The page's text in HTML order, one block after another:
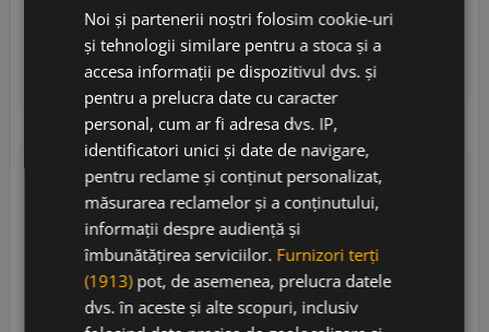
230,00lei
Adaugă în coș
92
Noi și partenerii noștri folosim cookie-uri
și tehnologii similare pentru a stoca și a
accesa informații pe dispozitivul dvs. și
pentru a prelucra date cu caracter
personal, cum ar fi adresa dvs. IP,
identificatori unici și date de navigare,
pentru reclame și conținut personalizat,
măsurarea reclamelor și a conținutului,
informații despre audiență și
îmbunătățirea serviciilor. Furnizori terți
(1913)pot, de asemenea, prelucra datele
dvs. în aceste și alte scopuri, inclusiv